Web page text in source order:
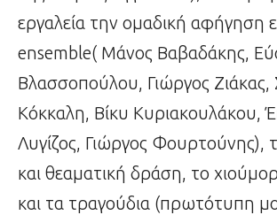
εργαλεία την ομαδική αφήγηση
ensemble( Μάνος Βαβαδάκης,
Βλασσοπούλου, Γιώργος Ζιάκας,
Κόκκαλη, Βίκυ Κυριακουλάκου,
Λυγίζος, Γιώργος Φουρτούνης),
και θεαματική δράση, το
και τα τραγούδια (πρωτότυπη